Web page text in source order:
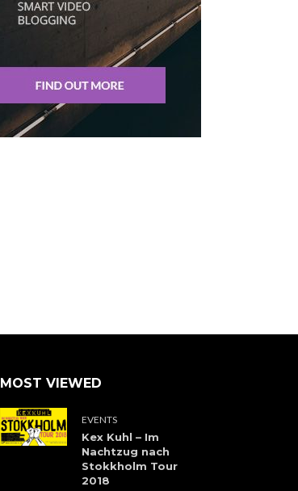
MOST VIEWED
EVENTS
Kex Kuhl – Im
Nachtzug nach
Stokkholm Tour
2018